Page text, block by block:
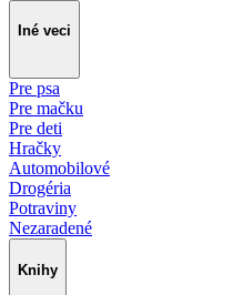
Iné veci
Pre psa
Pre mačku
Pre deti
Hračky
Automobilové
Drogéria
Potraviny
Nezaradené
Knihy